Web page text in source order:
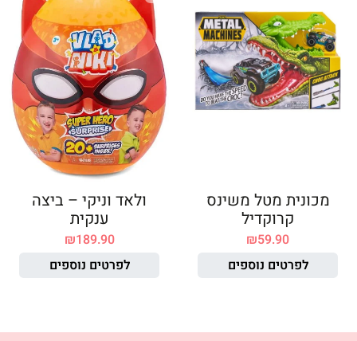
מכונית מטל משינס
קרוקדיל
₪59.90
לפרטים נוספים
ולאד וניקי – ביצה
ענקית
₪189.90
לפרטים נוספים